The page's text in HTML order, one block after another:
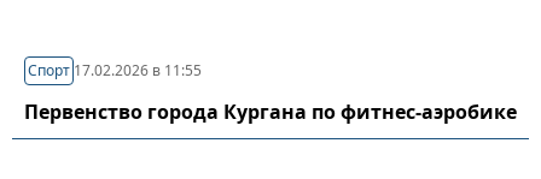
Спорт 17.02.2026 в 11:55
Первенство города Кургана по фитнес-аэробике